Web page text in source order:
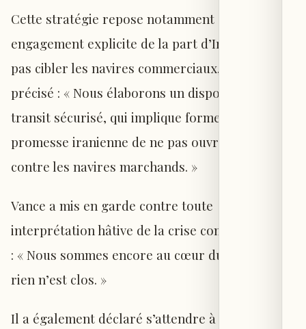
Cette stratégie repose notamment sur un
engagement explicite de la part d’Iran de ne
pas cibler les navires commerciaux, a-t-il
précisé : « Nous élaborons un dispositif de
transit sécurisé, qui implique formellement la
promesse iranienne de ne pas ouvrir le feu
contre les navires marchands. »
Vance a mis en garde contre toute
interprétation hâtive de la crise comme résolue
: « Nous sommes encore au cœur du conflit, et
rien n’est clos. »
Il a également déclaré s’attendre à ce que les